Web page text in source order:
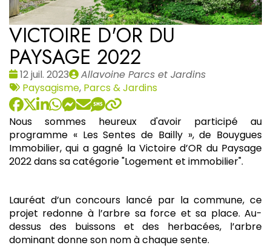
VICTOIRE D'OR DU
PAYSAGE 2022
Date
:
12 juil. 2023
Publié
par
Allavoine Parcs et Jardins
Tags
:
Paysagisme, Parcs & Jardins
Nous sommes heureux d'avoir participé au
programme « Les Sentes de Bailly », de Bouygues
Immobilier, qui a gagné la Victoire d’OR du Paysage
2022dans sa catégorie "Logement et immobilier".
Lauréat d’un concours lancé par la commune, ce
projet redonne à l’arbre sa force et sa place. Au-
dessus des buissons et des herbacées, l’arbre
dominant donne son nom à chaque sente.